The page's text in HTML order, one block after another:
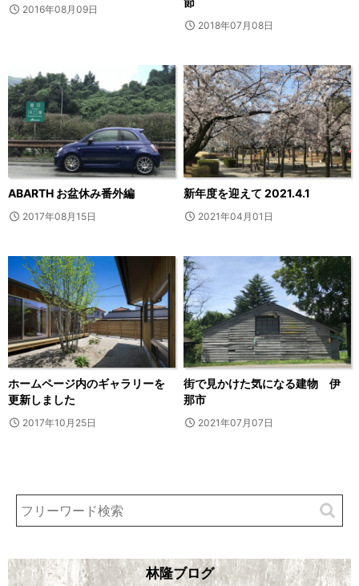
2016年08月09日
2018年07月08日
ABARTH お盆休み番外編
2017年08月15日
新年度を迎えて 2021.4.1
2021年04月01日
ホームページ内のギャラリーを
更新しました
2017年10月25日
街で見かけた気になる建物 伊
那市
2021年07月07日
林隆ブログ